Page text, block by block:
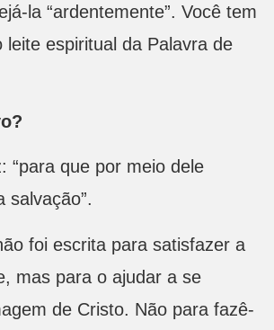
la “ardentemente”. Você tem
leite espiritual da Palavra de
“para que por meio dele
salvação”.
foi escrita para satisfazer a
mas para o ajudar a se
de Cristo. Não para fazê-